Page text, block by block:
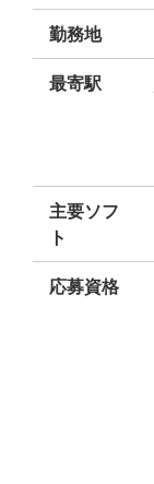
勤務地
最寄駅
主要ソフ
ト
応募資格